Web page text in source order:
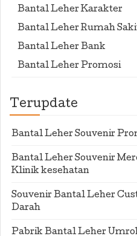
Bantal Leher Karakter
Bantal Leher Rumah
Bantal Leher Bank
Bantal Leher Promosi
Terupdate
Bantal Leher Souvenir
Bantal Leher Souvenir
Klinik kesehatan
Souvenir Bantal Leher
Darah
Pabrik Bantal Leher